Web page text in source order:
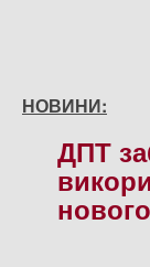
НОВИНИ:
ДПТ